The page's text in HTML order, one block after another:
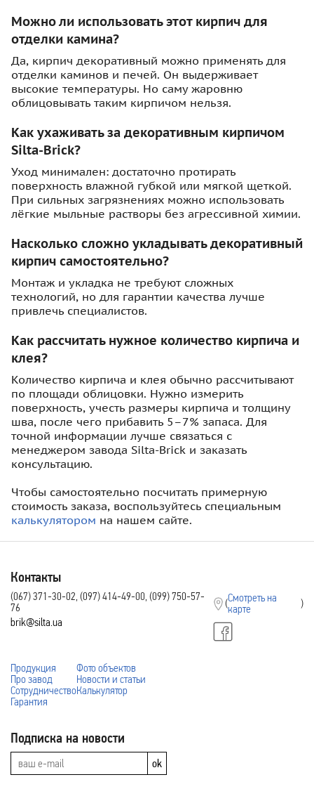
Можно ли использовать этот кирпич для
отделки камина?
Да, кирпич декоративный можно применять для
отделки каминов и печей. Он выдерживает
высокие температуры. Но саму жаровню
облицовывать таким кирпичом нельзя.
Как ухаживать за декоративным кирпичом
Silta-Brick?
Уход минимален: достаточно протирать
поверхность влажной губкой или мягкой щеткой.
При сильных загрязнениях можно использовать
лёгкие мыльные растворы без агрессивной химии.
Насколько сложно укладывать декоративный
кирпич самостоятельно?
Монтаж и укладка не требуют сложных
технологий, но для гарантии качества лучше
привлечь специалистов.
Как рассчитать нужное количество кирпича и
клея?
Количество кирпича и клея обычно рассчитывают
по площади облицовки. Нужно измерить
поверхность, учесть размеры кирпича и толщину
шва, после чего прибавить 5–7% запаса. Для
точной информации лучше связаться с
менеджером завода Silta-Brick и заказать
консультацию.
Чтобы самостоятельно посчитать примерную
стоимость заказа, воспользуйтесь специальным
калькулятором на нашем сайте.
Контакты
(067) 371-30-02, (097) 414-49-00, (099) 750-57-
76
brik@silta.ua
(Смотреть на
карте
)
Продукция
Про завод
Сотрудничество
Гарантия
Фото объектов
Новости и статьи
Калькулятор
Подписка на новости
ok